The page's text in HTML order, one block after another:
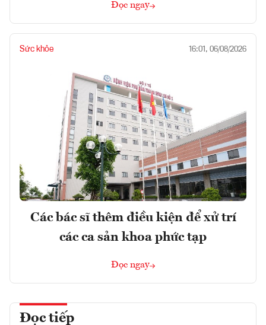
Đọc ngay
Sức khỏe 16:01, 06/08/2026
Các bác sĩ thêm điều kiện để xử trí
các ca sản khoa phức tạp
Đọc ngay
Đọc tiếp